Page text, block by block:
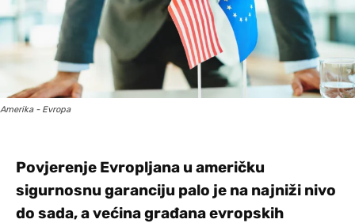
Amerika - Evropa
Povjerenje Evropljana u američku
sigurnosnu garanciju palo je na najniži nivo
do sada, a većina građana evropskih